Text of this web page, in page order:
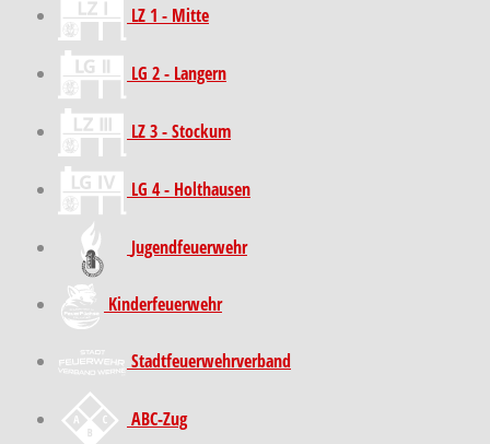
LZ 1 - Mitte
LG 2 - Langern
LZ 3 - Stockum
LG 4 - Holthausen
Jugendfeuerwehr
Kinder­feuer­wehr
Stadt­feuer­wehr­verband
ABC-Zug